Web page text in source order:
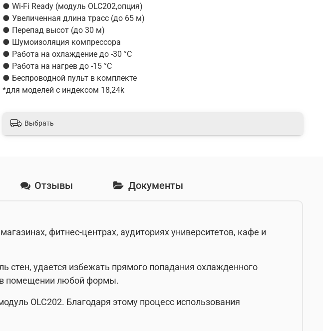
● Wi-Fi Ready (модуль OLC202,опция)
● Увеличенная длина трасс (до 65 м)
● Перепад высот (до 30 м)
● Шумоизоляция компрессора
● Работа на охлаждение до -30 °С
● Работа на нагрев до -15 °С
● Беспроводной пульт в комплекте
*для моделей с индексом 18,24k
Выбрать
Отзывы Документы
фитнес-центрах, аудиториях университетов, кафе и
стен, удается избежать прямого попадания охлажденного
в помещении любой формы.
OLC202. Благодаря этому процесс использования